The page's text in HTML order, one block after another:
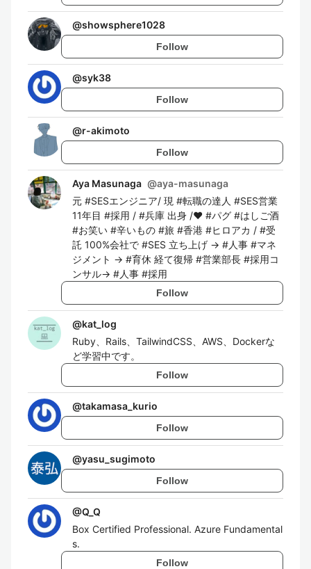
@showsphere1028
Follow
@syk38
Follow
@r-akimoto
Follow
Aya Masunaga @aya-masunaga
元 #SESエンジニア/ 現 #転職の達人 #SES営業
11年目 #採用 / #兵庫 出身 /❤️ #パグ #はしご酒
#お笑い #辛いもの #旅 #香港 #ヒロアカ / #受
託 100%会社で #SES 立ち上げ → #人事 #マネ
ジメント → #育休 経て復帰 #営業部長 #採用コ
ンサル→ #人事 #採用
Follow
@kat_log
Ruby、Rails、TailwindCSS、AWS、Dockerな
ど学習中です。
Follow
@takamasa_kurio
Follow
@yasu_sugimoto
Follow
@Q_Q
Box Certified Professional. Azure Fundamental
s.
Follow